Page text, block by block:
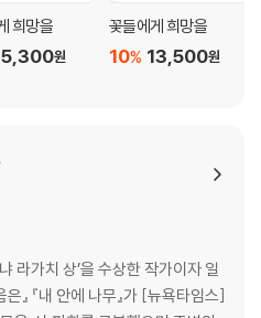
, 김정민의 장편동화 『담을 넘은 아
깃든 조선시대, 우연히 줍게 된 책을
벽을 뛰어넘고자 하는 여자아이 ‘푸
위원으로부터 “높은 완성도와 감동
별 받지 않기를, 고통 받지 않기를 바
선생님 동화 공모전 대상 수상작 )
상 수상작
희망을
원
꽃들에게 희망을
13,500원
10%
라가치 상’을 수상한 작가이자 일
』 『내 안에 나무』가 [뉴욕타임스]